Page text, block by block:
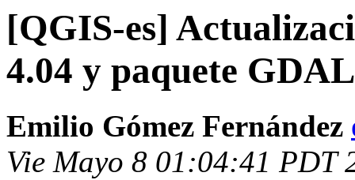
[QGIS-es]
4.04 y paquete GDAL
Emilio Gómez Fernández
Vie Mayo 8 01:04:41 PDT